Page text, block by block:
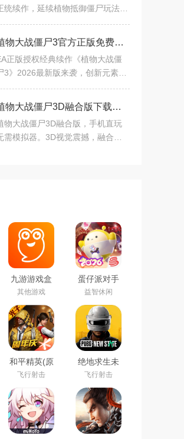
统续作，延续植物抵御僵尸玩法的
植-僵尸抵御，新增植物融合、竖版
作、卡片养成等创新元素，
植物大战僵尸3官方正版免费下载2026最新版v1.21.10安卓版
正版授权经典续作《植物大战僵
3》2026最新版来袭，创新元素系
新植物僵尸阵容，元素克制触发爆炸
反应。策略升级兼顾新老玩
植物大战僵尸3D融合版下载安装中文免费版（PVZBlend3D）v1.0安卓免费版
物大战僵尸3D融合版，手机直玩
需模拟器。3D视觉震撼，融合玩
九游游戏盒
子app2026
最新版
其他游戏
蛋仔派对手
游(元气零食
季)下载官方
正版
益智休闲
和平精英(原
刺激战场)官
方最新版
飞行射击
绝地求生未
来之役手游
国际服下载
正版
飞行射击